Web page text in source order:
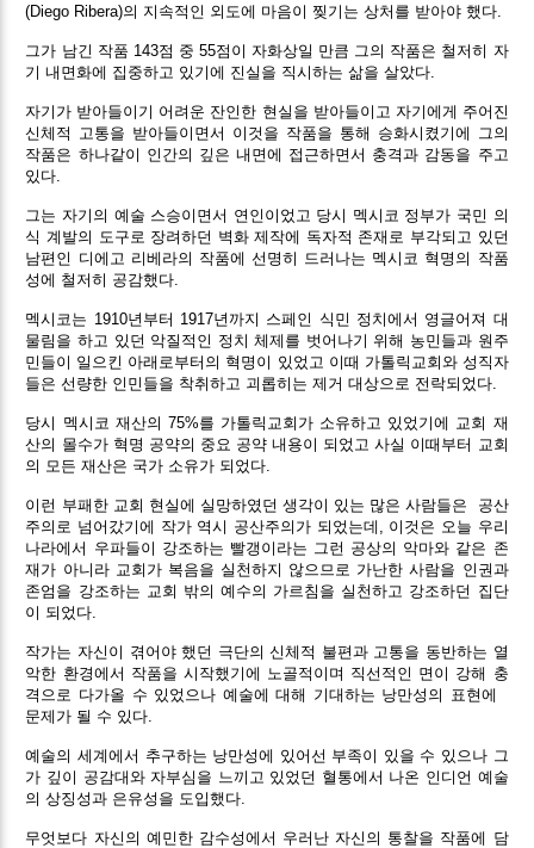
(Diego Ribera)의 지속적인 외도에 마음이 찢기는 상처를 받아야 했다.
그가 남긴 작품 143점 중 55점이 자화상일 만큼 그의 작품은 철저히 자
기 내면화에 집중하고 있기에 진실을 직시하는 삶을 살았다.
자기가 받아들이기 어려운 잔인한 현실을 받아들이고 자기에게 주어진
신체적 고통을 받아들이면서 이것을 작품을 통해 승화시켰기에 그의
작품은 하나같이 인간의 깊은 내면에 접근하면서 충격과 감동을 주고
있다.
그는 자기의 예술 스승이면서 연인이었고 당시 멕시코 정부가 국민 의
식 계발의 도구로 장려하던 벽화 제작에 독자적 존재로 부각되고 있던
남편인 디에고 리베라의 작품에 선명히 드러나는 멕시코 혁명의 작품
성에 철저히 공감했다.
멕시코는 1910년부터 1917년까지 스페인 식민 정치에서 영글어져 대
물림을 하고 있던 악질적인 정치 체제를 벗어나기 위해 농민들과 원주
민들이 일으킨 아래로부터의 혁명이 있었고 이때 가톨릭교회와 성직자
들은 선량한 인민들을 착취하고 괴롭히는 제거 대상으로 전락되었다.
당시 멕시코 재산의 75%를 가톨릭교회가 소유하고 있었기에 교회 재
산의 몰수가 혁명 공약의 중요 공약 내용이 되었고 사실 이때부터 교회
의 모든 재산은 국가 소유가 되었다.
이런 부패한 교회 현실에 실망하였던 생각이 있는 많은 사람들은
공산
주의로 넘어갔기에 작가 역시 공산주의가 되었는데, 이것은 오늘 우리
나라에서 우파들이 강조하는 빨갱이라는 그런 공상의 악마와 같은 존
재가 아니라 교회가 복음을 실천하지 않으므로 가난한 사람을 인권과
존엄을 강조하는 교회 밖의 예수의 가르침을 실천하고 강조하던 집단
이 되었다.
작가는 자신이 겪어야 했던 극단의 신체적 불편과 고통을 동반하는 열
악한 환경에서 작품을 시작했기에 노골적이며 직선적인 면이 강해 충
격으로 다가올 수 있었으나 예술에 대해 기대하는 낭만성의 표현에
문제가 될 수 있다.
예술의 세계에서 추구하는 낭만성에 있어선 부족이 있을 수 있으나 그
가 깊이 공감대와 자부심을 느끼고 있었던 혈통에서 나온 인디언 예술
의 상징성과 은유성을 도입했다.
무엇보다 자신의 예민한 감수성에서 우러난 자신의 통찰을 작품에 담